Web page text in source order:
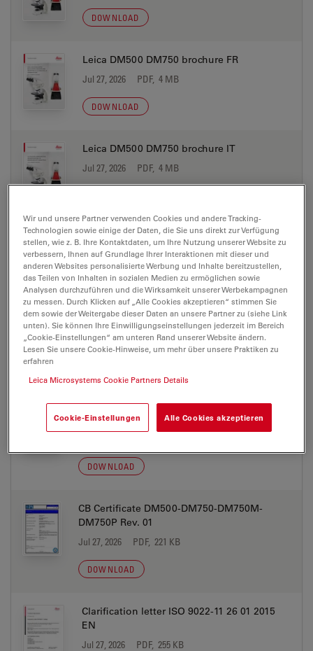
DOWNLOAD
Leica DM500 DM750 brochure FR
Jul 27, 2026 PDF, 4 MB
DOWNLOAD
Leica DM500 DM750 brochure IT
Jul 27, 2026 PDF, 4 MB
Leica DM500 DM750 brochure JP
Jul 27, 2026 PDF, 4 MB
DOWNLOAD
AntimicrobalActivity Declaration DM500-
DM750-DM750P 2024-08-19
DOWNLOAD
CB Certificate DM500-DM750-DM750M-
DM750P Rev. 01
Jul 27, 2026 PDF, 221 KB
DOWNLOAD
Clarification letter ISO 9022-11 26 01 2015
EN
Jul 27, 2026 PDF, 255 KB
Wir und unsere Partner verwenden Cookies und andere Tracking-
Technologien sowie einige der Daten, die Sie uns direkt zur Verfügung
stellen, wie z. B. Ihre Kontaktdaten, um Ihre Nutzung unserer Website zu
verbessern, Ihnen auf Grundlage Ihrer Interaktionen mit dieser und
anderen Websites personalisierte Werbung und Inhalte bereitzustellen,
das Teilen von Inhalten in sozialen Medien zu ermöglichen sowie
Analysen durchzuführen und die Wirksamkeit unserer Werbekampagnen
zu messen. Durch Klicken auf „Alle Cookies akzeptieren“ stimmen Sie
dem sowie der Weitergabe dieser Daten an unsere Partner zu (siehe Link
unten). Sie können Ihre Einwilligungseinstellungen jederzeit im Bereich
„Cookie-Einstellungen“ am unteren Rand unserer Website ändern.
Lesen Sie unsere Cookie-Hinweise, um mehr über unsere Praktiken zu
erfahren
Leica Microsystems Cookie Partners Details
Cookie-Einstellungen Alle Cookies akzeptieren